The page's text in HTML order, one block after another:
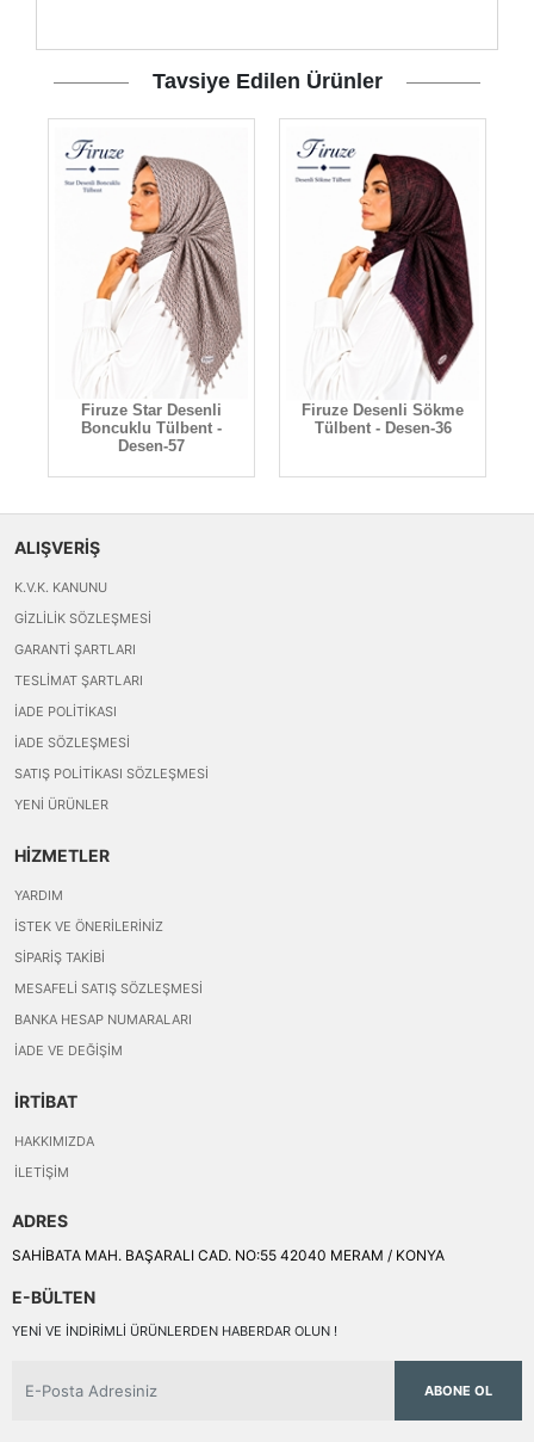
Tavsiye Edilen Ürünler
Firuze Star Desenli
Boncuklu Tülbent -
Desen-57
Firuze Desenli Sökme
Tülbent - Desen-36
ALIŞVERİŞ
K.V.K. KANUNU
GIZLILIK SÖZLEŞMESI
GARANTI ŞARTLARI
TESLIMAT ŞARTLARI
İADE POLITIKASI
İADE SÖZLEŞMESI
SATIŞ POLITIKASI SÖZLEŞMESI
YENI ÜRÜNLER
HİZMETLER
YARDIM
İSTEK VE ÖNERILERINIZ
SIPARIŞ TAKIBI
MESAFELI SATIŞ SÖZLEŞMESI
BANKA HESAP NUMARALARI
İADE VE DEĞIŞIM
İRTİBAT
HAKKIMIZDA
İLETIŞIM
ADRES
SAHİBATA MAH. BAŞARALI CAD. NO:55 42040 MERAM / KONYA
E-BÜLTEN
YENI VE INDIRIMLI ÜRÜNLERDEN HABERDAR OLUN !
ABONE OL